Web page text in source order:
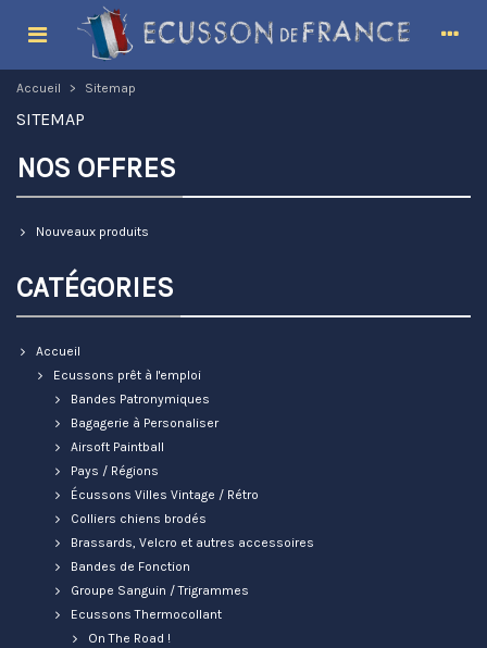
Accueil > Sitemap
SITEMAP
NOS OFFRES
Nouveaux produits
CATÉGORIES
Accueil
Ecussons prêt à l'emploi
Bandes Patronymiques
Bagagerie à Personaliser
Airsoft Paintball
Pays / Régions
Écussons Villes Vintage / Rétro
Colliers chiens brodés
Brassards, Velcro et autres accessoires
Bandes de Fonction
Groupe Sanguin / Trigrammes
Ecussons Thermocollant
On The Road !